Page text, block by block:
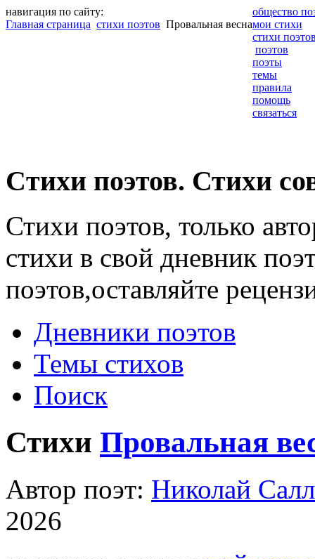
навигация по сайту:
Главная страница стихи поэтов Провальная весна
общество
мои стихи
стихи
поэтов
поэты
темы
правила
помощь
связаться
Cтихи поэтов. Стихи
Стихи поэтов, только
стихи в свой дневник
поэтов,оставляйте
Дневники поэтов
Темы стихов
Поиск
Стихи Провальная
Автор поэт: Николай
2026